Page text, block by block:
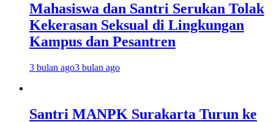
Mahasiswa dan Santri Serukan Tolak
Kekerasan Seksual di Lingkungan
Kampus dan Pesantren
3 bulan ago3 bulan ago
Santri MANPK Surakarta Turun ke